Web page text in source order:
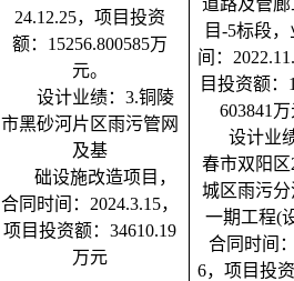
24.12.25，项目投资
额：15256.800585万
元。
设计业绩： 3.铜陵
市黑砂河片区雨污管网
及基
础设施改造项目，
合同时间： 2024.3.15，
项目投资额：34610.19
万元
道路及管
目-5标段
间：
目投资额：
603841
设计业
春市双阳区
城区雨污
一期工程(
合同时间
6，项目投